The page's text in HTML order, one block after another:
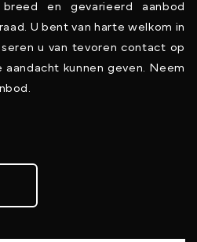
en gevarieerd aanbod
U bent van harte welkom in
u van tevoren contact op
kunnen geven. Neem